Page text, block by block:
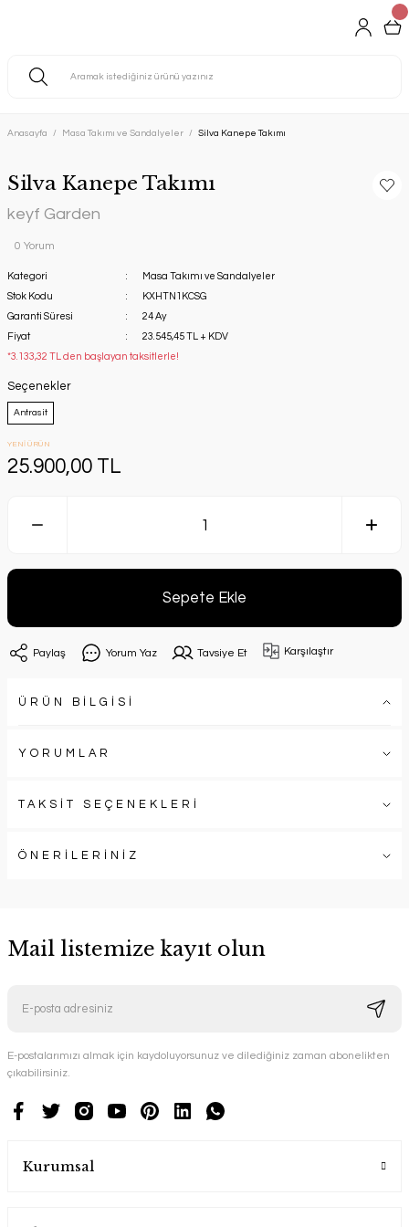
Anasayfa Masa Takımı ve Sandalyeler Silva Kanepe Takımı
Silva Kanepe Takımı
keyf Garden
0 Yorum
Kategori
Masa Takımı ve Sandalyeler
Stok Kodu
KXHTN1KCSG
Garanti Süresi
24 Ay
Fiyat
23.545,45 TL + KDV
*3.133,32 TL den başlayan taksitlerle!
Seçenekler
Antrasit
YENİ ÜRÜN
25.900,00 TL
Sepete Ekle
Paylaş Yorum Yaz Tavsiye Et Karşılaştır
ÜRÜN BİLGİSİ
YORUMLAR
TAKSİT SEÇENEKLERİ
ÖNERİLERİNİZ
Mail listemize kayıt olun
E-postalarımızı almak için kaydoluyorsunuz ve dilediğiniz zaman abonelikten
çıkabilirsiniz.
Kurumsal